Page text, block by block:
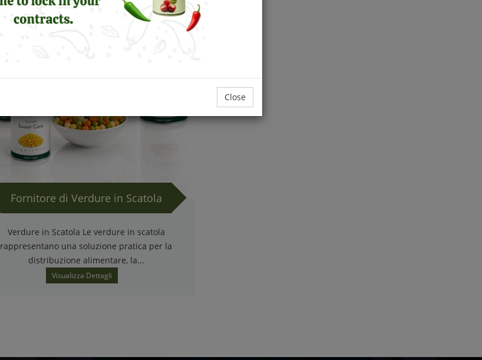
Fornitore di Verdure in Scatola
Verdure in Scatola Le verdure in scatola
rappresentano una soluzione pratica per la
distribuzione alimentare, la...
Visualizza Dettagli
Close